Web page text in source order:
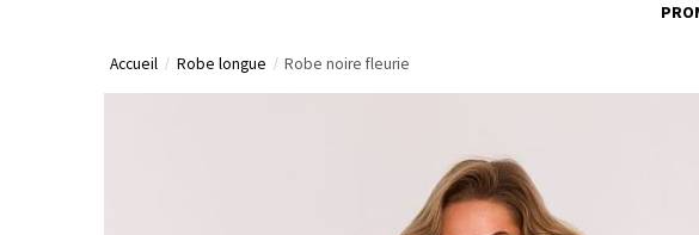
Accueil / Robe longue / Robe noire fleurie